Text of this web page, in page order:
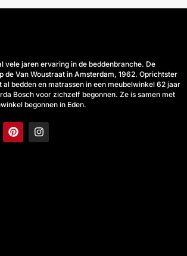
vele jaren ervaring in de beddenbranche. De
de Van Woustraat in Amsterdam, 1962. Oprichtster
al bedden en matrassen in een meubelwinkel 62 jaar
Bosch voor zichzelf begonnen. Ze is samen met
begonnen in Eden.
P
i
n
I
n
s